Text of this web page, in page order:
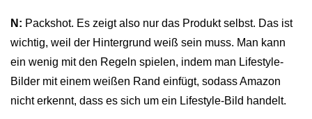
N: Packshot. Es zeigt also nur das Produkt selbst. Das ist
wichtig, weil der Hintergrund weiß sein muss. Man kann
ein wenig mit den Regeln spielen, indem man Lifestyle-
Bilder mit einem weißen Rand einfügt, sodass Amazon
nicht erkennt, dass es sich um ein Lifestyle-Bild handelt.